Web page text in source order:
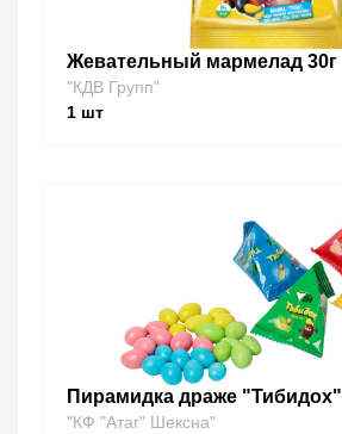
Жевательный мармелад 30г
"КДВ Групп"
1 шт
Пирамидка драже "Тибидох"
"КФ "Атаг" Шексна"